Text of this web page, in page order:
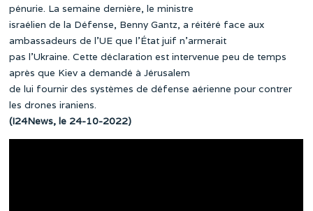
pénurie. La semaine dernière, le ministre
israélien de la Défense, Benny Gantz, a réitéré face aux
ambassadeurs de l’UE que l’État juif n’armerait
pas l’Ukraine. Cette déclaration est intervenue peu de temps
après que Kiev a demandé à Jérusalem
de lui fournir des systèmes de défense aérienne pour contrer
les drones iraniens.
(I24News, le 24-10-2022)